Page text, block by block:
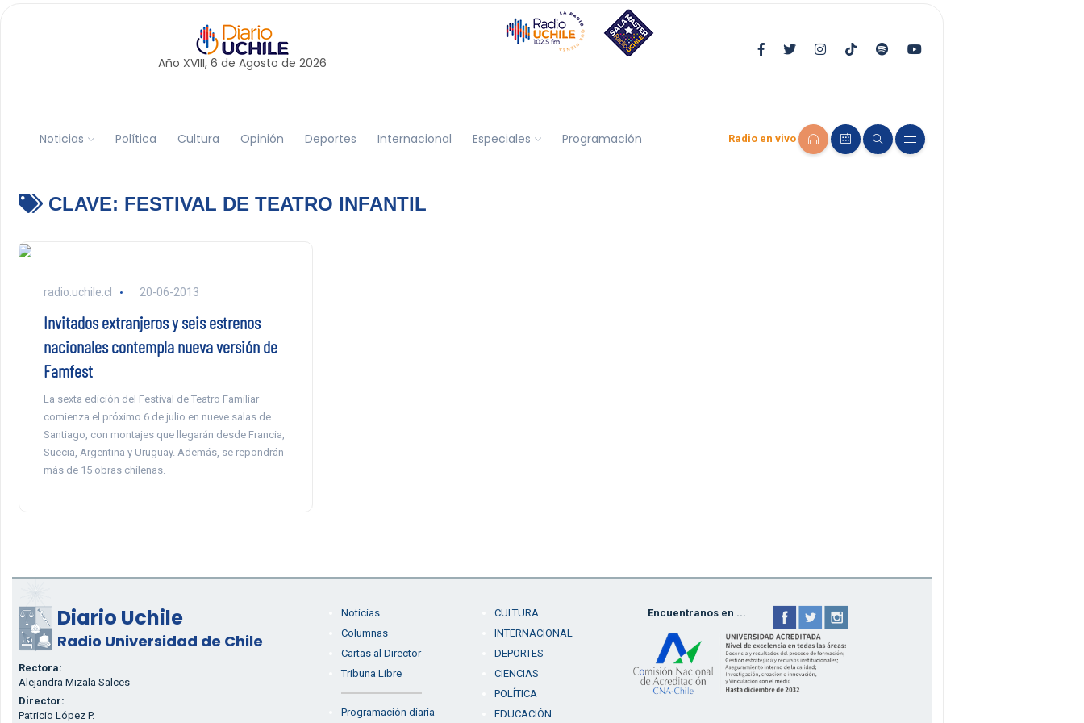
Año XVIII, 6 de Agosto de 2026
Noticias Política Cultura Opinión Deportes Internacional Especiales Programación Radio en vivo
CLAVE: FESTIVAL DE TEATRO INFANTIL
radio.uchile.cl 20-06-2013
Invitados extranjeros y seis estrenos
nacionales contempla nueva versión de
Famfest
La sexta edición del Festival de Teatro Familiar
comienza el próximo 6 de julio en nueve salas de
Santiago, con montajes que llegarán desde Francia,
Suecia, Argentina y Uruguay. Además, se repondrán
más de 15 obras chilenas.
Diario Uchile
Radio Universidad de Chile
Rectora:
Alejandra Mizala Salces
Director:
Patricio López P.
Noticias
Columnas
Cartas al Director
Tribuna Libre
Programación diaria
CULTURA
INTERNACIONAL
DEPORTES
CIENCIAS
POLÍTICA
EDUCACIÓN
Encuentranos en ...